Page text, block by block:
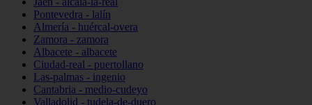
Pontevedra - lalín
Almería - huércal-overa
Zamora - zamora
Albacete - albacete
Ciudad-real - puertollano
Las-palmas - ingenio
Cantabria - medio-cudeyo
Valladolid - tudela-de-duero